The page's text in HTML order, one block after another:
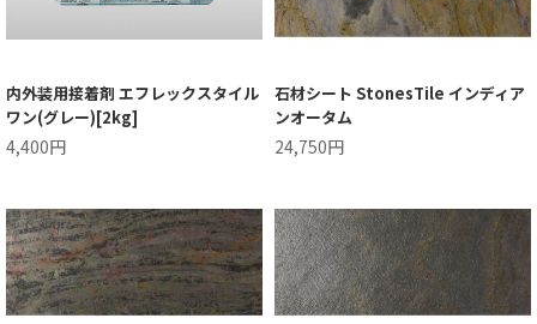
内外装用接着剤 エフレックスタイル
ワン(グレー)[2kg]
4,400円
石材シート StonesTile インディア
ンオータム
24,750円